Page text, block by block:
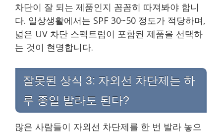
차단이 잘 되는 제품인지 꼼꼼히 따져봐야 합니
다. 일상생활에서는 SPF 30~50 정도가 적당하며,
넓은 UV 차단 스펙트럼이 포함된 제품을 선택하
는 것이 현명합니다.
잘못된 상식 3: 자외선 차단제는 하
루 종일 발라도 된다?
많은 사람들이 자외선 차단제를 한 번 발라 놓으